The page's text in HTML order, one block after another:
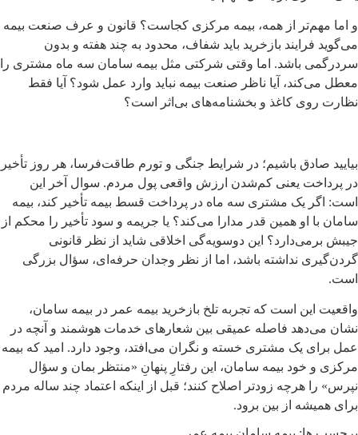
و اما مهم‌تر از همه، بیمه مرکزی کجاست؟ قانون و عرف صنعت بیمه
می‌گوید فرایند بازخرید باید شفاف، محدود به چند هفته و بدون
سردرگمی باشد. اما وقتی شرکتی مثل بیمه سامان سه ماه مشتری را
معطل می‌کند، آیا ناظر صنعت بیمه نباید وارد عمل شود؟ آیا فقط
نظارت روی کاغذ و بخشنامه‌های بی‌اثر است؟
بیایید صادق باشیم؛ در شرایط جنگی و تورم طاقت‌فرسا، هر روز تأخیر
در پرداخت یعنی کم‌شدن ارزش واقعی پول مردم. سوال آخر این
است: اگر یک مشتری سه ماه در پرداخت قسط بیمه تأخیر کند، بیمه
سامان با او همین قدر مدارا می‌کند؟ یا جریمه و سود تأخیر را محکم از
جیبش برمی‌دارد؟ این دوسویه‌گی اخلاقی شاید از نظر قانونی
گردن‌گیری نداشته باشد، اما از نظر وجدان حرفه‌ای، سؤال بزرگی
است.
واقعیت این است که تجربه تلخ بازخرید بیمه عمر در بیمه سامان،
نشان می‌دهد فاصله عمیقی بین شعارهای خدمات هوشمند و آنچه در
عمل برای یک مشتری خسته و نگران می‌افتد، وجود دارد. امید که بیمه
مرکزی و خود بیمه سامان، این رفتارِ پنهانِ «منتظر بمان و سؤال
نپرس» را هرچه زودتر اصلاح کنند؛ قبل از اینکه اعتماد چند ساله مردم
برای همیشه از بین برود.